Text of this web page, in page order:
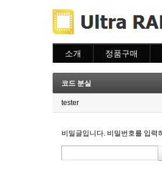
소개 정품구매
이용안내
코드 분실
tester
비밀글입니다. 비밀번호를 입력